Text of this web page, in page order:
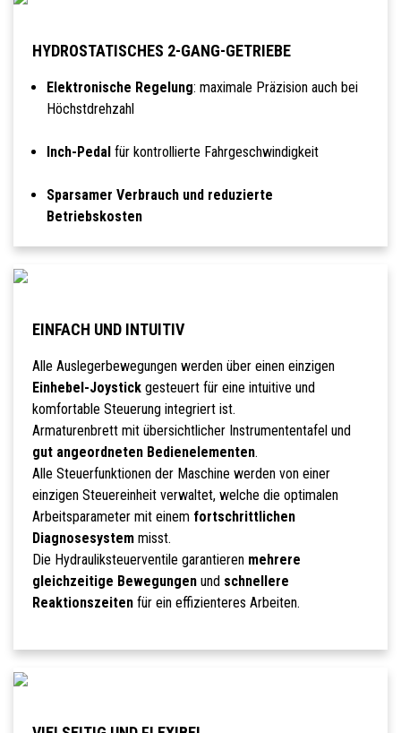
HYDROSTATISCHES 2-GANG-GETRIEBE
Elektronische Regelung: maximale Präzision auch bei
Höchstdrehzahl
Inch-Pedal für kontrollierte Fahrgeschwindigkeit
Sparsamer Verbrauch und reduzierte
Betriebskosten
EINFACH UND INTUITIV
Alle Auslegerbewegungen werden über einen einzigen
Einhebel-Joystickgesteuert für eine intuitive und
komfortable Steuerung integriert ist.
Armaturenbrett mit übersichtlicher Instrumententafel und
gut angeordneten Bedienelementen.
Alle Steuerfunktionen der Maschine werden von einer
einzigen Steuereinheit verwaltet, welche die optimalen
Arbeitsparameter mit einem fortschrittlichen
Diagnosesystemmisst.
Die Hydrauliksteuerventile garantieren mehrere
gleichzeitige Bewegungenund schnellere
Reaktionszeitenfür ein effizienteres Arbeiten.